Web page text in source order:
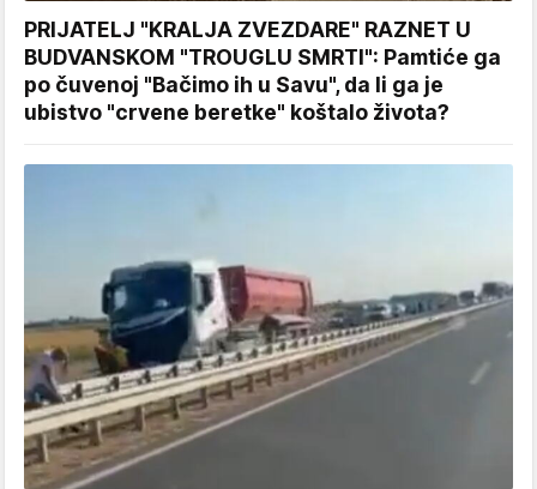
PRIJATELJ "KRALJA ZVEZDARE" RAZNET U
BUDVANSKOM "TROUGLU SMRTI": Pamtiće ga
po čuvenoj "Bačimo ih u Savu", da li ga je
ubistvo "crvene beretke" koštalo života?